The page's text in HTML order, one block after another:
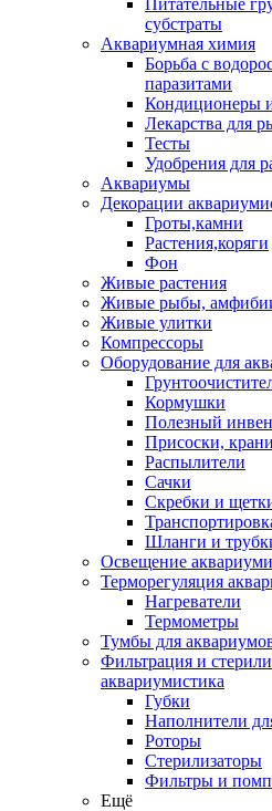
Питательные
субстраты
Аквариумная химия
Борьба с
паразитами
Кондиционеры
Лекарства для
Тесты
Удобрения для
Аквариумы
Декорации
Гроты,камни
Растения,коряги
Фон
Живые растения
Живые рыбы,
Живые улитки
Компрессоры
Оборудование для
Кормушки
Полезный
Присоски,
Распылители
Сачки
Скребки и
Шланги и
Освещение
Терморегуляция
Нагреватели
Термометры
Тумбы для
Фильтрация и
аквариумистика
Губки
Наполнители
Роторы
Стерилизаторы
Фильтры и
Ещё